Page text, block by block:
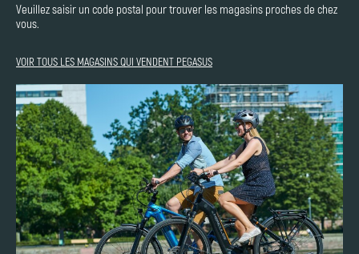
Veuillez saisir un code postal pour trouver les magasins proches de chez
vous.
VOIR TOUS LES MAGASINS QUI VENDENT PEGASUS